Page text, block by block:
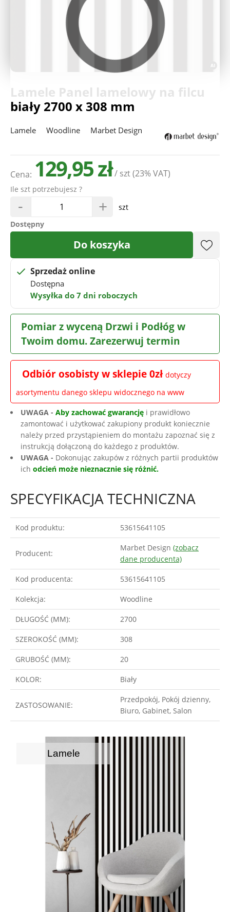
Lamele Panel lamelowy na filcu
biały 2700 x 308 mm
Lamele Woodline Marbet Design
Cena: 129,95 zł/ szt(23% VAT)
Ile szt potrzebujesz ?
- +
szt
Dostępny
Do koszyka
Sprzedaż online
Dostępna
Wysyłka do 7 dni roboczych
Pomiar z wyceną Drzwi i Podłóg w
Twoim domu. Zarezerwuj termin
Odbiór osobisty w sklepie 0zł dotyczy
asortymentu danego sklepu widocznego na www
UWAGA - Aby zachować gwarancję i prawidłowo
zamontować i użytkować zakupiony produkt koniecznie
należy przed przystąpieniem do montażu zapoznać się z
instrukcją dołączoną do każdego z produktów.
UWAGA - Dokonując zakupów z różnych partii produktów
ich odcień może nieznacznie się różnić.
SPECYFIKACJA TECHNICZNA
Kod produktu: 53615641105
Producent:
Marbet Design (zobacz
dane producenta)
Kod producenta: 53615641105
Kolekcja: Woodline
DŁUGOŚĆ (MM): 2700
SZEROKOŚĆ (MM): 308
GRUBOŚĆ (MM): 20
KOLOR: Biały
ZASTOSOWANIE:
Przedpokój, Pokój dzienny,
Biuro, Gabinet, Salon
Lamele